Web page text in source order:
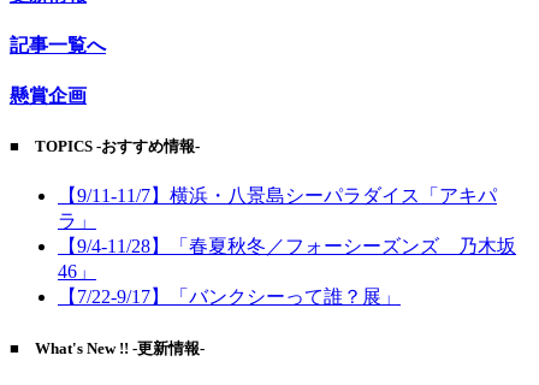
記事一覧へ
懸賞企画
■ TOPICS -おすすめ情報-
【9/11-11/7】横浜・八景島シーパラダイス「アキパ
ラ」
【9/4-11/28】「春夏秋冬／フォーシーズンズ 乃木坂
46」
【7/22-9/17】「バンクシーって誰？展」
■ What's New !! -更新情報-